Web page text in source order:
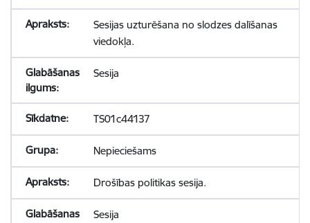
Sesijas uzturēšana no slodzes dalīšanas
viedokļa.
Sesija
TS01c44137
Nepieciešams
Drošības politikas sesija.
Sesija